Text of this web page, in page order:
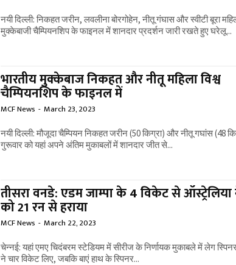
नयी दिल्ली: निकहत जरीन, लवलीना बोरगोहेन, नीतू गंघास और स्वीटी बूरा
मुक्केबाजी चैम्पियनशिप के फाइनल में शानदार प्रदर्शन जारी रखते हुए घरेलू...
भारतीय मुक्केबाज निकहत और नीतू महिला विश्व
चैम्पियनशिप के फाइनल में
MCF News - March 23, 2023
नयी दिल्ली: मौजूदा चैम्पियन निकहत जरीन (50 किग्रा) और नीतू गघांस (48
गुरूवार को यहां अपने अंतिम मुकाबलों में शानदार जीत से...
तीसरा वनडे: एडम जाम्पा के 4 विकेट से ऑस्ट्रेलिया
को 21 रन से हराया
MCF News - March 22, 2023
चेन्नई: यहां एमए चिदंबरम स्टेडियम में सीरीज के निर्णायक मुकाबले में लेग
ने चार विकेट लिए, जबकि बाएं हाथ के स्पिनर...